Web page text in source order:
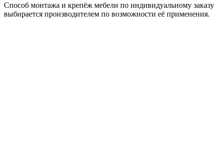
Способ монтажа и крепёж мебели по индивидуальному заказу
выбирается производителем по возможности её применения.